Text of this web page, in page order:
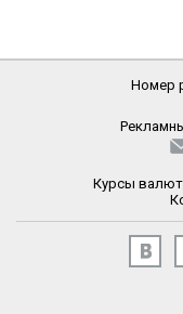
Номер
Курсы валют